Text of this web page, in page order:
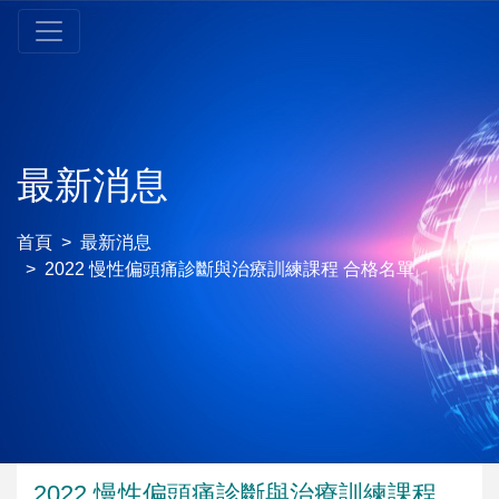
最新消息
首頁
最新消息
2022 慢性偏頭痛診斷與治療訓練課程 合格名單